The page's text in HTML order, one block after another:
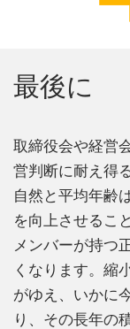
最後に
取締役会や経営
営判断に耐え得
自然と平均年齢
を向上させるこ
メンバーが持つ
くなります。縮
がゆえ、いかに
り、その長年の